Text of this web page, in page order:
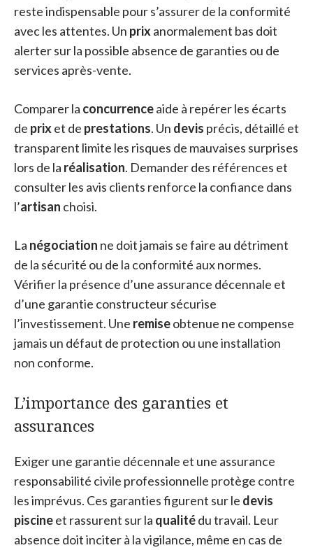
reste indispensable pour s’assurer de la conformité
avec les attentes. Un prix anormalement bas doit
alerter sur la possible absence de garanties ou de
services après-vente.
Comparer la concurrenceaide à repérer les écarts
de prix et de prestations. Un devis précis, détaillé et
transparent limite les risques de mauvaises surprises
lors de la réalisation. Demander des références et
consulter les avis clients renforce la confiance dans
l’artisan choisi.
La négociation ne doit jamais se faire au détriment
de la sécurité ou de la conformité aux normes.
Vérifier la présence d’une assurance décennale et
d’une garantie constructeur sécurise
l’investissement. Une remiseobtenue ne compense
jamais un défaut de protection ou une installation
non conforme.
L’importance des garanties et
assurances
Exiger une garantie décennale et une assurance
responsabilité civile professionnelle protège contre
les imprévus. Ces garanties figurent sur le devis
piscineet rassurent sur la qualitédu travail. Leur
absence doit inciter à la vigilance, même en cas de